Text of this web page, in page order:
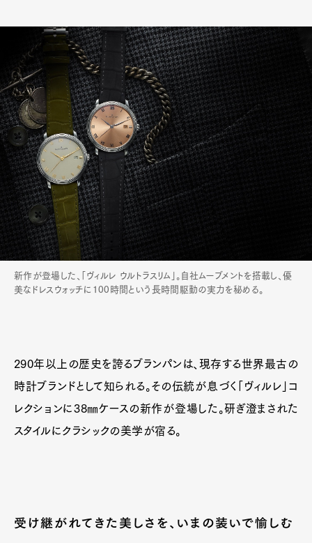
新作が登場した、「ヴィルレ ウルトラスリム」。自社ムーブメントを搭載し、優
美なドレスウォッチに100時間という長時間駆動の実力を秘める。
290年以上の歴史を誇るブランパンは、現存する世界最古の
時計ブランドとして知られる。その伝統が息づく「ヴィルレ」コ
レクションに38㎜ケースの新作が登場した。研ぎ澄まされた
スタイルにクラシックの美学が宿る。
受け継がれてきた美しさを、いまの装いで愉しむ